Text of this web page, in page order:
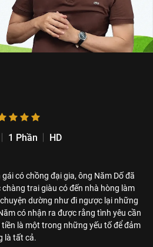
1 Phần
HD
có chồng đại gia, ông Năm Dố đã
trai giàu có đến nhà hòng làm
dường như đi ngược lại những
có nhận ra được rằng tình yêu cần
tiền là một trong những yếu tố để đảm
là tất cả.